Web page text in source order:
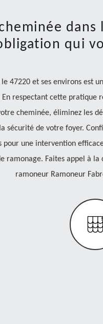
dans
qui
47220 et ses environs est
respectant cette pratique
cheminée, éliminez les
sécurité de votre foyer.
pour une intervention
ramonage. Faites appel à la
ramoneur Ramoneur